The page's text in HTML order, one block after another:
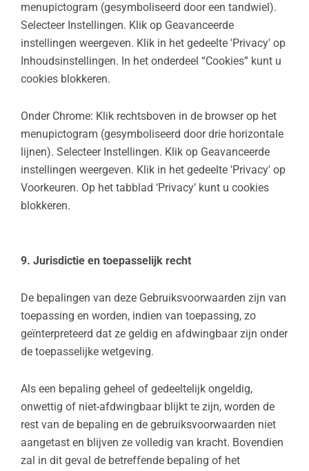
menupictogram (gesymboliseerd door een tandwiel).
Selecteer Instellingen. Klik op Geavanceerde
instellingen weergeven. Klik in het gedeelte 'Privacy' op
Inhoudsinstellingen. In het onderdeel “Cookies” kunt u
cookies blokkeren.
Onder Chrome: Klik rechtsboven in de browser op het
menupictogram (gesymboliseerd door drie horizontale
lijnen). Selecteer Instellingen. Klik op Geavanceerde
instellingen weergeven. Klik in het gedeelte 'Privacy' op
Voorkeuren. Op het tabblad ‘Privacy’ kunt u cookies
blokkeren.
9. Jurisdictie en toepasselijk recht
De bepalingen van deze Gebruiksvoorwaarden zijn van
toepassing en worden, indien van toepassing, zo
geïnterpreteerd dat ze geldig en afdwingbaar zijn onder
de toepasselijke wetgeving.
Als een bepaling geheel of gedeeltelijk ongeldig,
onwettig of niet-afdwingbaar blijkt te zijn, worden de
rest van de bepaling en de gebruiksvoorwaarden niet
aangetast en blijven ze volledig van kracht. Bovendien
zal in dit geval de betreffende bepaling of het